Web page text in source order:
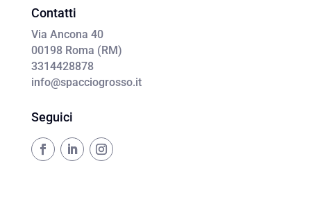
Contatti
Via Ancona 40
00198 Roma (RM)
3314428878
info@spacciogrosso.it
Seguici